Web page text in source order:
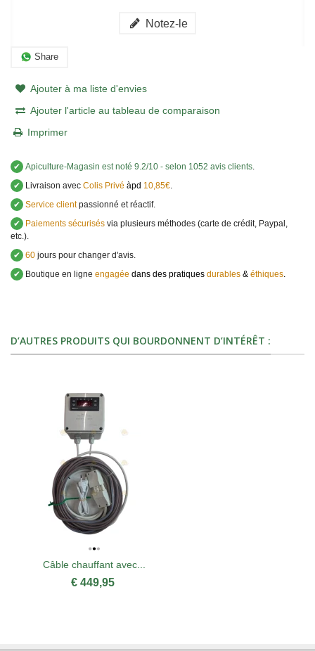
Notez-le
Share
Ajouter à ma liste d'envies
Ajouter l'article au tableau de comparaison
Imprimer
✔ Apiculture-Magasin est noté 9.2/10 - selon 1052 avis clients
✔
Livraison avec Colis Privé àpd 10,85€
✔ Service clientpassionné et réactif.
✔
Paiements sécurisés via plusieurs méthodes (carte de crédit, Paypal,
etc.).
✔ 60 jours pour changer d'avis.
✔
Boutique en ligne engagée dans des pratiques durables & éthiques
D’AUTRES PRODUITS QUI BOURDONNENT D’INTÉRÊT :
Câble chauffant avec...
€ 449,95